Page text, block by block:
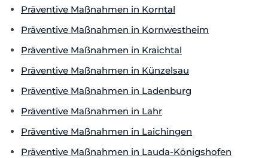
Präventive Maßnahmen in Korntal
Präventive Maßnahmen in Kornwestheim
Präventive Maßnahmen in Kraichtal
Präventive Maßnahmen in Künzelsau
Präventive Maßnahmen in Ladenburg
Präventive Maßnahmen in Lahr
Präventive Maßnahmen in Laichingen
Präventive Maßnahmen in Lauda-Königshofen